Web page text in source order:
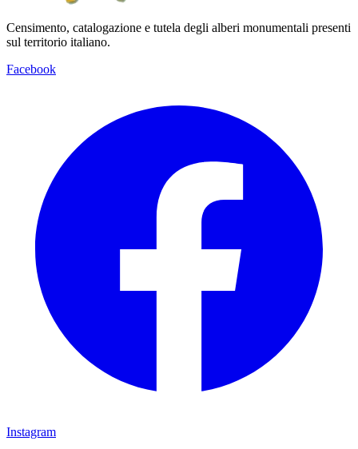
Censimento, catalogazione e tutela degli alberi monumentali presenti
sul territorio italiano.
Facebook
Instagram